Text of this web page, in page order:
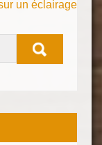
un éclairage